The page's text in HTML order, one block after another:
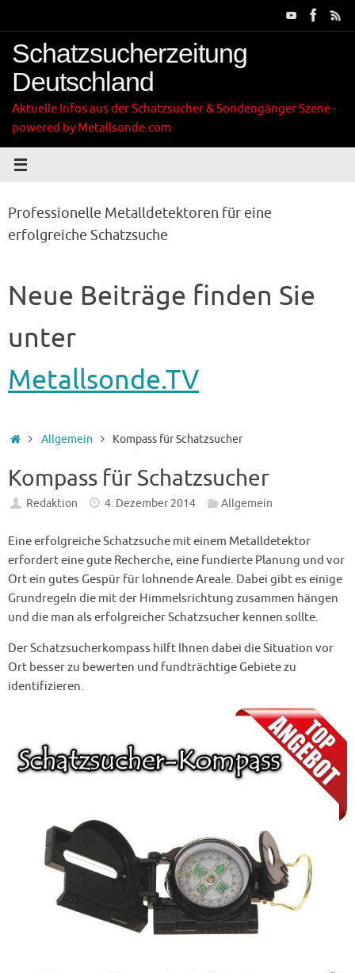
Inhalt
springen
Schatzsucherzeitung
Deutschland
Aktuelle Infos aus der Schatzsucher & Sondengänger Szene -
powered by Metallsonde.com
Professionelle Metalldetektoren für eine
erfolgreiche Schatzsuche
Neue Beiträge finden Sie
unter
Metallsonde.TV
Startseite
Allgemein Kompass für Schatzsucher
Kompass für Schatzsucher
Redaktion 4. Dezember 2014 Allgemein
Eine erfolgreiche Schatzsuche mit einem Metalldetektor
erfordert eine gute Recherche, eine fundierte Planung und vor
Ort ein gutes Gespür für lohnende Areale. Dabei gibt es einige
Grundregeln die mit der Himmelsrichtung zusammen hängen
und die man als erfolgreicher Schatzsucher kennen sollte.
Der Schatzsucherkompass hilft Ihnen dabei die Situation vor
Ort besser zu bewerten und fundträchtige Gebiete zu
identifizieren.